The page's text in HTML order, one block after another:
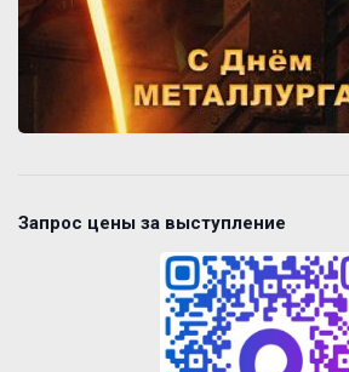
Запрос цены за выступление